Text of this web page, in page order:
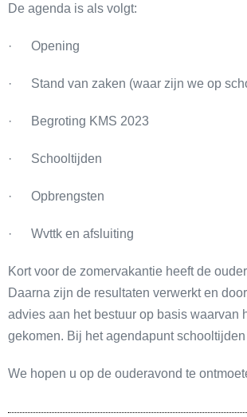
De agenda is als volgt:
· Opening
· Stand van zaken (waar zijn we op
· Begroting KMS 2023
· Schooltijden
· Opbrengsten
· Wvttk en afsluiting
Kort voor de zomervakantie heeft de
Daarna zijn de resultaten verwerkt en
advies aan het bestuur op basis waarvan
gekomen. Bij het agendapunt
We hopen u op de ouderavond te